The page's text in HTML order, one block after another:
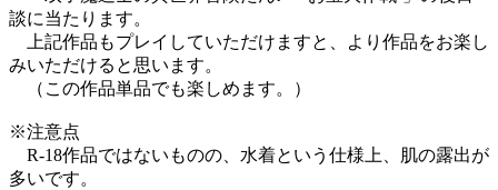
談に当たります。
上記作品もプレイしていただけますと、より作品をお楽し
みいただけると思います。
（この作品単品でも楽しめます。）
※注意点
R-18作品ではないものの、水着という仕様上、肌の露出が
多いです。